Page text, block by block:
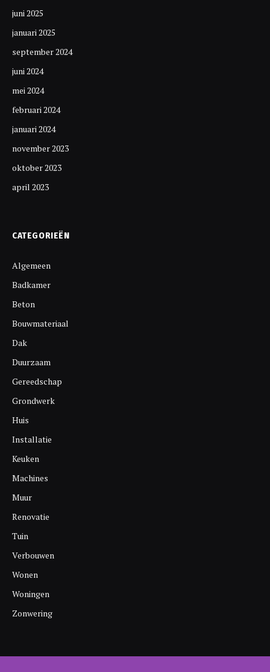
juni 2025
januari 2025
september 2024
juni 2024
mei 2024
februari 2024
januari 2024
november 2023
oktober 2023
april 2023
CATEGORIEËN
Algemeen
Badkamer
Beton
Bouwmateriaal
Dak
Duurzaam
Gereedschap
Grondwerk
Huis
Installatie
Keuken
Machines
Muur
Renovatie
Tuin
Verbouwen
Wonen
Woningen
Zonwering